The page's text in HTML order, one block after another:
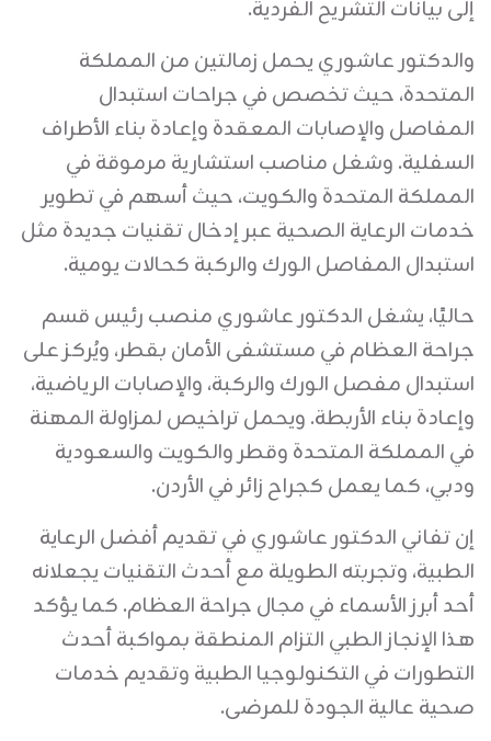
إلى بيانات التشريح الفردية.
والدكتور عاشوري يحمل زمالتين من المملكة
المتحدة، حيث تخصص في جراحات استبدال
المفاصل والإصابات المعقدة وإعادة بناء الأطراف
السفلية. وشغل مناصب استشارية مرموقة في
المملكة المتحدة والكويت، حيث أسهم في تطوير
خدمات الرعاية الصحية عبر إدخال تقنيات جديدة مثل
استبدال المفاصل الورك والركبة كحالات يومية.
حاليًا، يشغل الدكتور عاشوري منصب رئيس قسم
جراحة العظام في مستشفى الأمان بقطر، ويُركز على
استبدال مفصل الورك والركبة، والإصابات الرياضية،
وإعادة بناء الأربطة. ويحمل تراخيص لمزاولة المهنة
في المملكة المتحدة وقطر والكويت والسعودية
ودبي، كما يعمل كجراح زائر في الأردن.
إن تفاني الدكتور عاشوري في تقديم أفضل الرعاية
الطبية، وتجربته الطويلة مع أحدث التقنيات يجعلانه
أحد أبرز الأسماء في مجال جراحة العظام. كما يؤكد
هذا الإنجاز الطبي التزام المنطقة بمواكبة أحدث
التطورات في التكنولوجيا الطبية وتقديم خدمات
صحية عالية الجودة للمرضى.